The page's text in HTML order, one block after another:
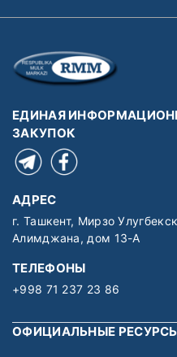
ЕДИНАЯ
ЗАКУПОК
АДРЕС
г. Ташкент, Мирзо
Алимджана, дом 13-А
ТЕЛЕФОНЫ
+998 71 237 23 86
ОФИЦИАЛЬНЫЕ